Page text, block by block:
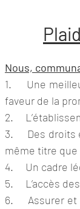
Nous,
1.     Une
faveur de la
2.
3.     Des
même titre
5.     L’accès
6.     Assurer